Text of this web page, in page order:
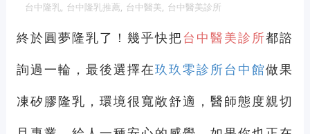
台中隆乳, 台中隆乳推薦, 台中醫美, 台中醫美診所
終於圓夢隆乳了！幾乎快把台中醫美診所都諮
詢過一輪，最後選擇在玖玖零診所台中館做果
凍矽膠隆乳，環境很寬敞舒適，醫師態度親切
氣維修
蛇粉推薦